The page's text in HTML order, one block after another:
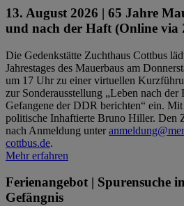
13. August 2026 | 65 Jahre
und nach der Haft (Online via
Die Gedenkstätte Zuchthaus Cottbus
Jahrestages des Mauerbaus am
um 17 Uhr zu einer virtuellen
zur Sonderausstellung „Leben nach
Gefangene der DDR berichten“ ein.
politische Inhaftierte Bruno Hiller. Den
nach Anmeldung unter
cottbus.de.
Mehr erfahren
Ferienangebot | Spurensuche
Gefängnis